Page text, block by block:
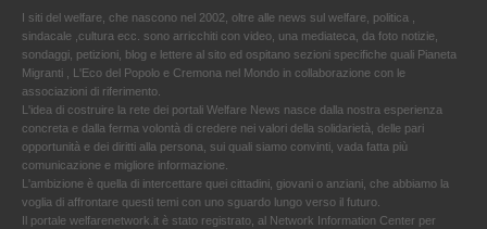
I siti del welfare, che nascono nel 2002, oltre alle news sul welfare, politica ,
sindacale ,cultura ecc. sono arricchiti con video, una mediateca, da foto notizie,
sondaggi, petizioni, blog e lettere al sito ed ospitano sezioni specifiche quali Pianeta
Migranti , L'Eco del Popolo e Cremona nel Mondo in collaborazione con le
associazioni di riferimento.
L'idea di costruire la rete dei portali Welfare News nasce dalla nostra esperienza
concreta e dalla ferma volontà di credere nei valori della solidarietà, delle pari
opportunità e dei diritti alla persona, sui quali siamo convinti, vada fatta più
comunicazione e migliore informazione.
L'ambizione è quella di intercettare quei cittadini, giovani o anziani, che abbiamo la
voglia di affrontare questi temi con uno sguardo lungo verso il futuro.
Il portale welfarenetwork.it è stato registrato, al Network Information Center per